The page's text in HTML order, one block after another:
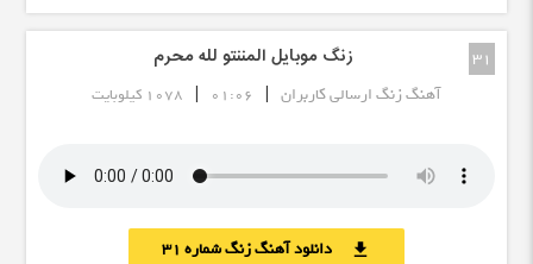
31 زنگ موبایل المننتو لله محرم
آهنگ زنگ ارسالی کاربران |
01:06
| 1078 کیلوبایت
download دانلود آهنگ زنگ شماره 31